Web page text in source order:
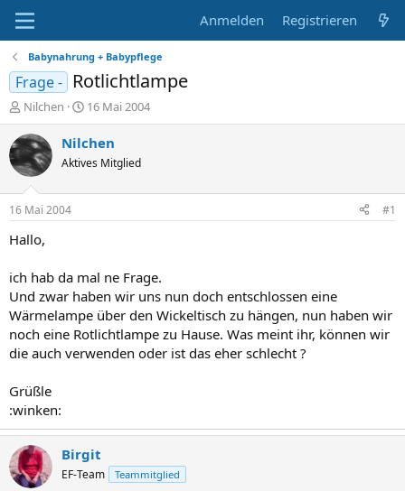
Anmelden Registrieren
Babynahrung + Babypflege
Frage - Rotlichtlampe
E
r
s
t
e
e
r
Nilchen
E
r
s
e
t
16 Mai 2004
Nilchen
Aktives Mitglied
16 Mai 2004 #1
Hallo,
ich hab da mal ne Frage.
Und zwar haben wir uns nun doch entschlossen eine
Wärmelampe über den Wickeltisch zu hängen, nun haben wir
noch eine Rotlichtlampe zu Hause. Was meint ihr, können wir
die auch verwenden oder ist das eher schlecht ?
Grüßle
:winken:
Birgit
EF-Team Teammitglied